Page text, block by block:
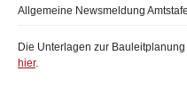
Allgemeine Newsmeldung Amtstafel
Die Unterlagen zur
hier.